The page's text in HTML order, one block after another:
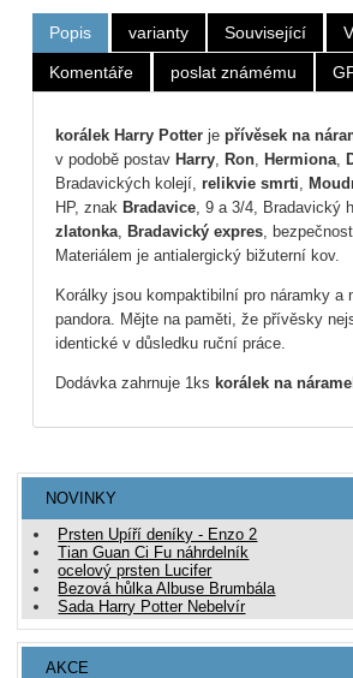
Popis varianty Související
Komentáře poslat známému
korálek Harry Potter je přívěsek na
v podobě postav Harry, Ron, Hermiona,
Bradavických kolejí,relikvie smrti,
HP, znak Bradavice, 9 a 3/4, Bradavický
zlatonka, Bradavický expres,
Materiálem je antialergický bižuterní kov.
Korálky jsou kompaktibilní pro náramky a
pandora. Mějte na paměti, že přívěsky
identické v důsledku ruční práce.
Dodávka zahrnuje 1ks korálek na
NOVINKY
Prsten Upíří deníky - Enzo 2
Tian Guan Ci Fu náhrdelník
ocelový prsten Lucifer
Bezová hůlka Albuse Brumbála
Sada Harry Potter Nebelvír
AKCE